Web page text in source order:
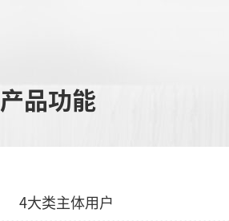
产品功能
4大类主体用户